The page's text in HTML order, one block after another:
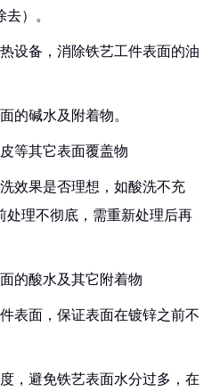
）。
设备，消除铁艺工件表面的油
的碱水及附着物。
等其它表面覆盖物
效果是否理想，如酸洗不充
处理不彻底，需重新处理后再
的酸水及其它附着物
表面，保证表面在镀锌之前不
，避免铁艺表面水分过多，在